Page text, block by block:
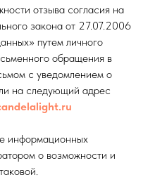
отзыва согласия на
закона от 27.07.2006
путем личного
обращения в
с уведомлением о
на следующий адрес
информационных
о возможности и